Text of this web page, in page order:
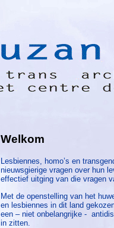
Welkom
Lesbiennes, homo’s en
nieuwsgierige vragen over hun
effectief uitging van die vragen
Met de openstelling van het
en lesbiennes in dit land
een – niet onbelangrijke -
in zitten.